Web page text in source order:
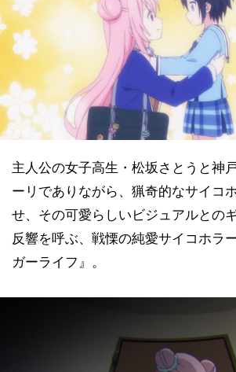
主人公の女子高生・松坂さとうと神
ーリでありながら、猟奇的なサイコ
せ、その可愛らしいビジュアルとの
反響を呼ぶ、戦慄の純愛サイコホラ
ガーライフ』。